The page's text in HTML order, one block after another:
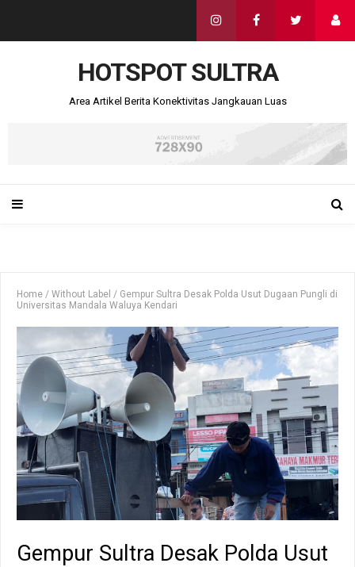
HOTSPOT SULTRA
Area Artikel Berita Konektivitas Jangkauan Luas
Home / Without Label / Gempur Sultra Desak Polda Usut Dugaan Pungli di
Universitas Mandala Waluya Kendari
Gempur Sultra Desak Polda Usut